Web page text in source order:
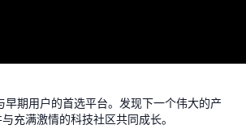
早期用户的首选平台。发现下一个伟大的产
充满激情的科技社区共同成长。